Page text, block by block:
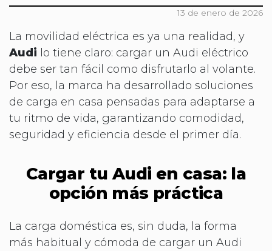
13 de enero de 2026
La movilidad eléctrica es ya una realidad, y
Audi lo tiene claro: cargar un Audi eléctrico
debe ser tan fácil como disfrutarlo al volante.
Por eso, la marca ha desarrollado soluciones
de carga en casa pensadas para adaptarse a
tu ritmo de vida, garantizando comodidad,
seguridad y eficiencia desde el primer día.
Cargar tu Audi en casa: la
opción más práctica
La carga doméstica es, sin duda, la forma
más habitual y cómoda de cargar un Audi